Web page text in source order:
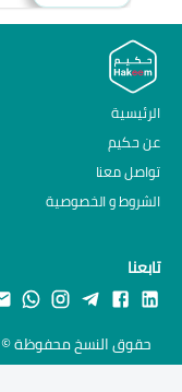
الرئيسية
عن حكيم
تواصل معنا
الشروط و الخصوصية
تابعنا
حقوق النسخ محفوظة © 2020 لدى